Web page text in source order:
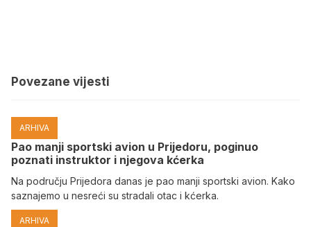
Povezane vijesti
ARHIVA
Pao manji sportski avion u Prijedoru, poginuo
poznati instruktor i njegova kćerka
Na području Prijedora danas je pao manji sportski avion. Kako
saznajemo u nesreći su stradali otac i kćerka.
ARHIVA